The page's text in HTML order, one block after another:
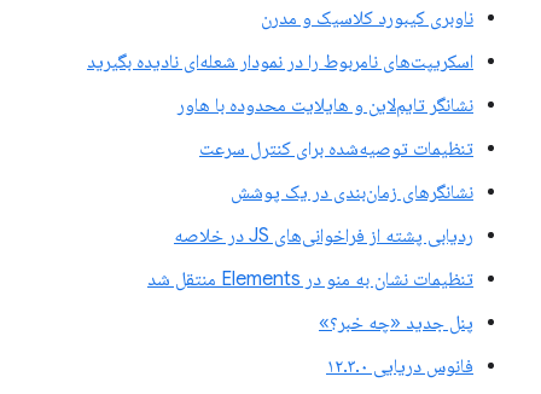
ناوبری کیبورد کلاسیک و مدرن
اسکریپت‌های نامربوط را در نمودار شعله‌ای نادیده بگیرید
نشانگر تایم‌لاین و هایلایت محدوده با هاور
تنظیمات توصیه‌شده برای کنترل سرعت
نشانگرهای زمان‌بندی در یک پوشش
ردیابی پشته از فراخوانی‌های JS در خلاصه
تنظیمات نشان به منو در Elements منتقل شد
پنل جدید «چه خبر؟»
فانوس دریایی ۱۲.۳.۰